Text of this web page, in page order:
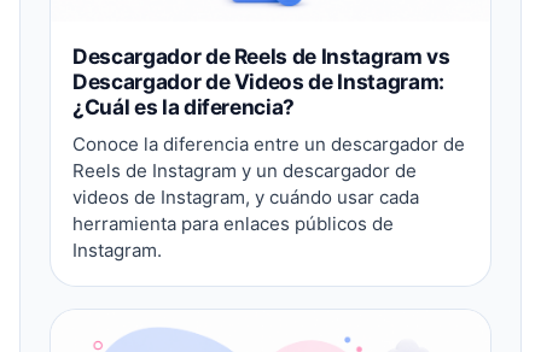
Descargador de Reels de Instagram vs
Descargador de Videos de Instagram:
¿Cuál es la diferencia?
Conoce la diferencia entre un descargador de
Reels de Instagram y un descargador de
videos de Instagram, y cuándo usar cada
herramienta para enlaces públicos de
Instagram.